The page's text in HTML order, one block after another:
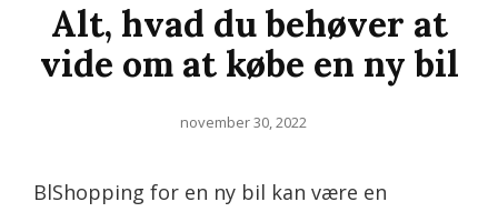
Alt, hvad du behøver at
vide om at købe en ny bil
Posted
november 30, 2022
BlShopping for en ny bil kan være en